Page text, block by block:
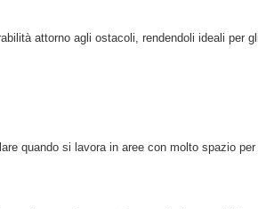
attorno agli ostacoli, rendendoli ideali per
quando si lavora in aree con molto spazio